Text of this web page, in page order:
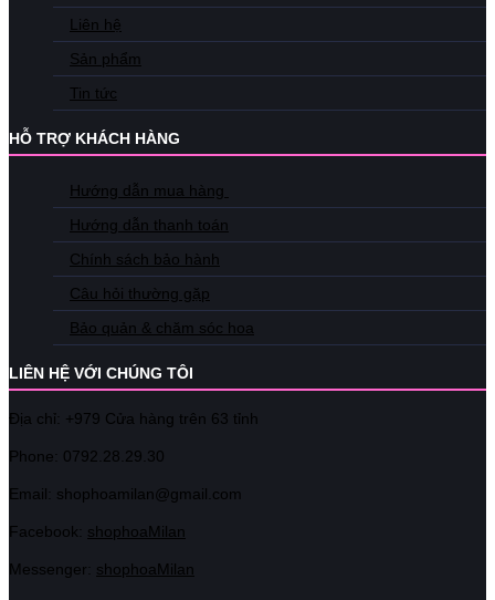
Liên hệ
Sản phẩm
Tin tức
HỖ TRỢ KHÁCH HÀNG
Hướng dẫn mua hàng
Hướng dẫn thanh toán
Chính sách bảo hành
Câu hỏi thường gặp
Bảo quản & chăm sóc hoa
LIÊN HỆ VỚI CHÚNG TÔI
Địa chỉ: +979 Cửa hàng trên 63 tỉnh
Phone: 0792.28.29.30
Email: shophoamilan@gmail.com
Facebook: shophoaMilan
Messenger: shophoaMilan